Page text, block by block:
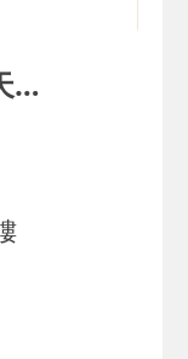
楠梓高大特區｜臨路透天｜15米大路金店面｜稀少釋出